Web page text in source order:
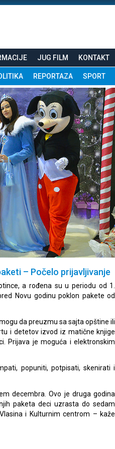
JUG FILM KONTAKT
REPORTAZA SPORT
– Počelo prijavljivanje
a rođena su u periodu od 1.
Novu godinu poklon pakete od
da preuzmu sa sajta opštine ili
i detetov izvod iz matične knjige
Prijava je moguća i elektronskim
popuniti, potpisati, skenirati i
decembra. Ovo je druga godina
paketa deci uzrasta do sedam
i Kulturnim centrom – kaže